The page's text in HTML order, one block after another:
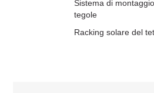
Sistema di
tegole
Racking solare del